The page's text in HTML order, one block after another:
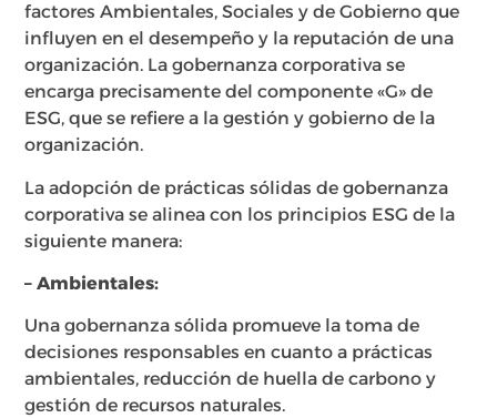
factores Ambientales, Sociales y de Gobierno que
influyen en el desempeño y la reputación de una
organización. La gobernanza corporativa se
encarga precisamente del componente «G» de
ESG, que se refiere a la gestión y gobierno de la
organización.
La adopción de prácticas sólidas de gobernanza
corporativa se alinea con los principios ESG de la
siguiente manera:
– Ambientales:
Una gobernanza sólida promueve la toma de
decisiones responsables en cuanto a prácticas
ambientales, reducción de huella de carbono y
gestión de recursos naturales.